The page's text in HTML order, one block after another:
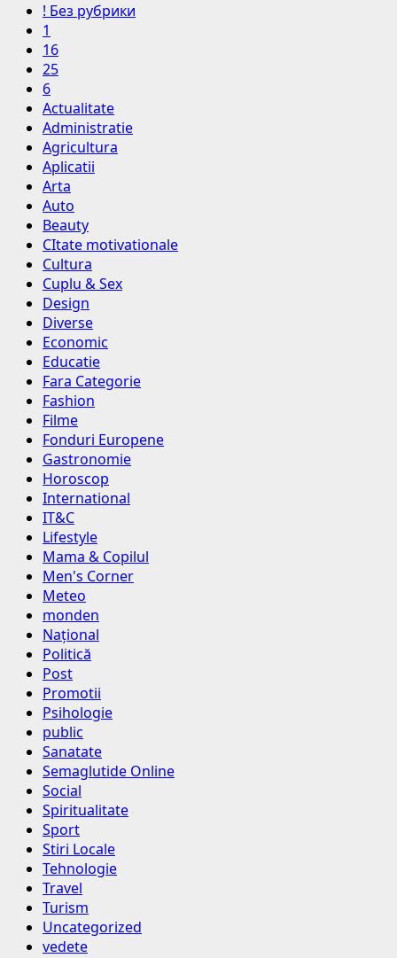
! Без рубрики
1
16
25
6
Actualitate
Administratie
Agricultura
Aplicatii
Arta
Auto
Beauty
CItate motivationale
Cultura
Cuplu & Sex
Design
Diverse
Economic
Educatie
Fara Categorie
Fashion
Filme
Fonduri Europene
Gastronomie
Horoscop
International
IT&C
Lifestyle
Mama & Copilul
Men's Corner
Meteo
monden
Național
Politică
Post
Promotii
Psihologie
public
Sanatate
Semaglutide Online
Social
Spiritualitate
Sport
Stiri Locale
Tehnologie
Travel
Turism
Uncategorized
vedete